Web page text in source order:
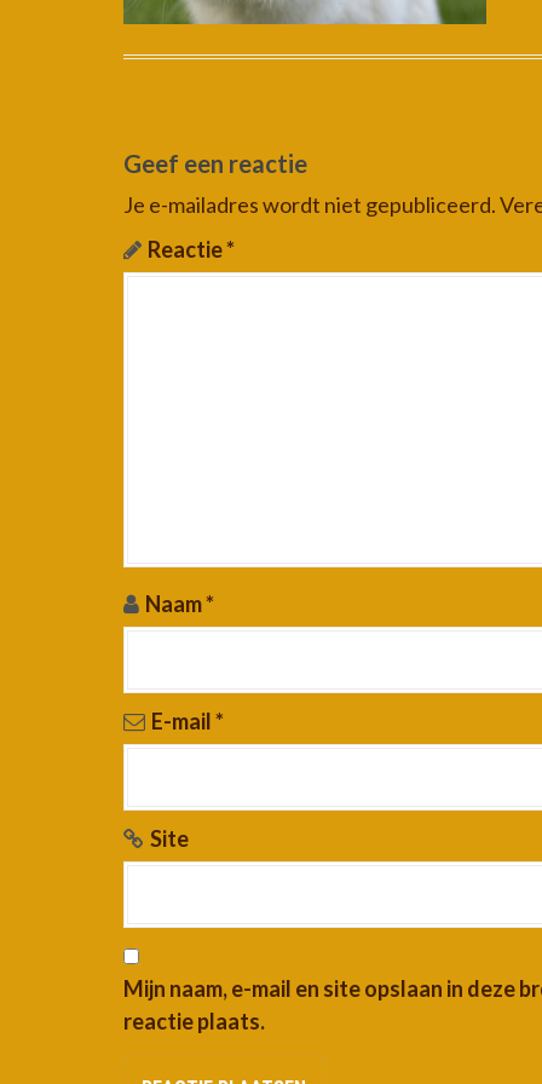
Geef een reactie
Je e-mailadres wordt niet gepubliceerd.
Reactie*
Naam*
E-mail*
Site
Mijn naam, e-mail en site opslaan in deze
reactie plaats.